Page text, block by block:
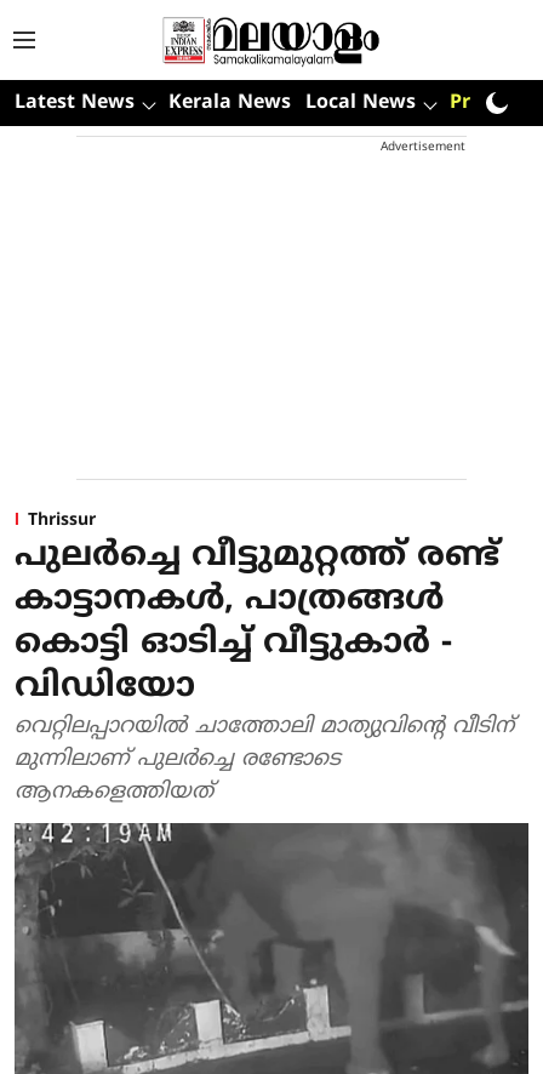
Latest News Kerala News Local News Premium
Advertisement
Thrissur
പുലർച്ചെ വീട്ടുമുറ്റത്ത് രണ്ട്
കാട്ടാനകൾ, പാത്രങ്ങൾ
കൊട്ടി ഓടിച്ച് വീട്ടുകാർ -
വിഡിയോ
വെറ്റിലപ്പാറയിൽ ചാത്തോലി മാത്യുവിന്റെ വീടിന്
മുന്നിലാണ് പുലർച്ചെ രണ്ടോടെ
ആനകളെത്തിയത്